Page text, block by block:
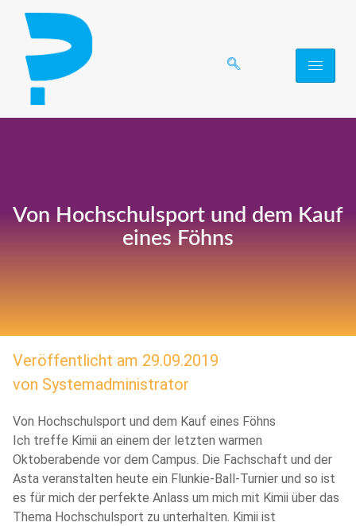
Von Hochschulsport und dem Kauf
eines Föhns
Veröffentlicht am 29.09.2019
von Systemadministrator
Von Hochschulsport und dem Kauf eines Föhns
Ich treffe Kimii an einem der letzten warmen
Oktoberabende vor dem Campus. Die Fachschaft und der
Asta veranstalten heute ein Flunkie-Ball-Turnier und so ist
es für mich der perfekte Anlass um mich mit Kimii über das
Thema Hochschulsport zu unterhalten. Kimii ist